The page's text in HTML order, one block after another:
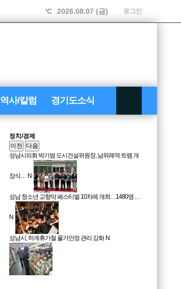
'C 2026.08.07 (금) 로그인
역사/칼럼 경기도소식
정치/경제
이전
다음
성남시의회 박기범 도시건설위원장, 남위례역 트램 개
장식… N
성남 청소년 교향악 페스티벌 10차례 개최…1480명 …
N
성남시, 하계휴가철 물가안정 관리 강화 N